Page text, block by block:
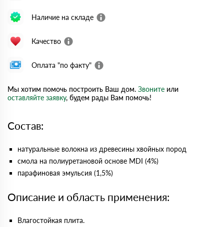
Наличие на складе
Качество
Оплата "по факту"
Мы хотим помочь построить Ваш дом. Звоните или
оставляйте заявку, будем рады Вам помочь!
Состав:
натуральные волокна из древесины хвойных пород
смола на полиуретановой основе MDI (4%)
парафиновая эмульсия (1,5%)
Описание и область применения:
Влагостойкая плита.